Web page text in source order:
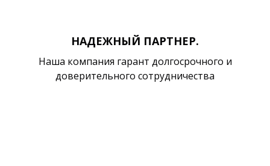
НАДЕЖНЫЙ ПАРТНЕР.
Наша компания гарант долгосрочного и
доверительного сотрудничества